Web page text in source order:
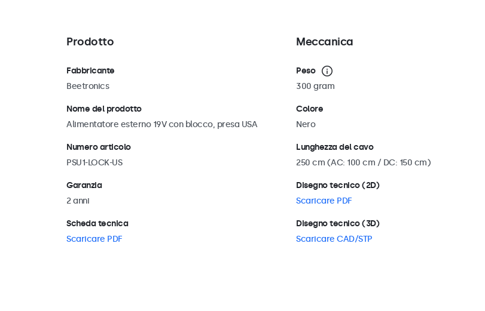
Prodotto
Fabbricante
Beetronics
Nome del prodotto
Alimentatore esterno 19V con blocco, presa USA
Numero articolo
PSU1-LOCK-US
Garanzia
2 anni
Scheda tecnica
Scaricare PDF
Meccanica
Peso
300 gram
Colore
Nero
Lunghezza del cavo
250 cm (AC: 100 cm / DC: 150 cm)
Disegno tecnico (2D)
Scaricare PDF
Disegno tecnico (3D)
Scaricare CAD/STP